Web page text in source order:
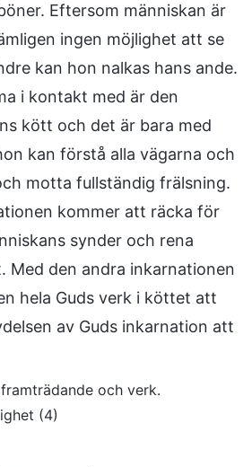
Eftersom människan är
ingen möjlighet att se
kan hon nalkas hans ande.
i kontakt med är den
kött och det är bara med
kan förstå alla vägarna och
motta fullständig frälsning.
kommer att räcka för
synder och rena
Med den andra inkarnationen
hela Guds verk i köttet att
av Guds inkarnation att
och verk.
(4)